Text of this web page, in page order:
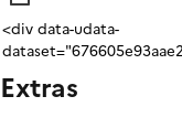
Extras